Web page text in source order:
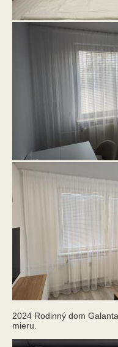
2024 Rodinný dom
mieru.